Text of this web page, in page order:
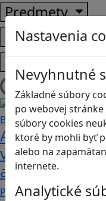
Nastavenia
Nevyhnutné
Základné súbory
po webovej
súbory cookies
ktoré by mohli byť
alebo na
internete.
Analytické
Predmety
Témy
Platformy
Načítam blogy
Ako biele
vírusom a
akcii je
Pod názvom Bunky v